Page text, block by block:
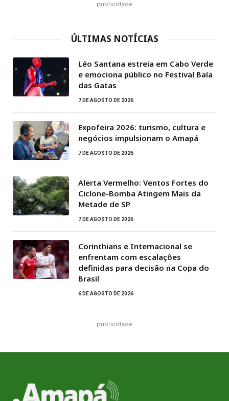
publicidade
ÚLTIMAS NOTÍCIAS
Léo Santana estreia em Cabo Verde
e emociona público no Festival Baía
das Gatas
7 DE AGOSTO DE 2026
Expofeira 2026: turismo, cultura e
negócios impulsionam o Amapá
7 DE AGOSTO DE 2026
Alerta Vermelho: Ventos Fortes do
Ciclone-Bomba Atingem Mais da
Metade de SP
7 DE AGOSTO DE 2026
Corinthians e Internacional se
enfrentam com escalações
definidas para decisão na Copa do
Brasil
6 DE AGOSTO DE 2026
publicidade